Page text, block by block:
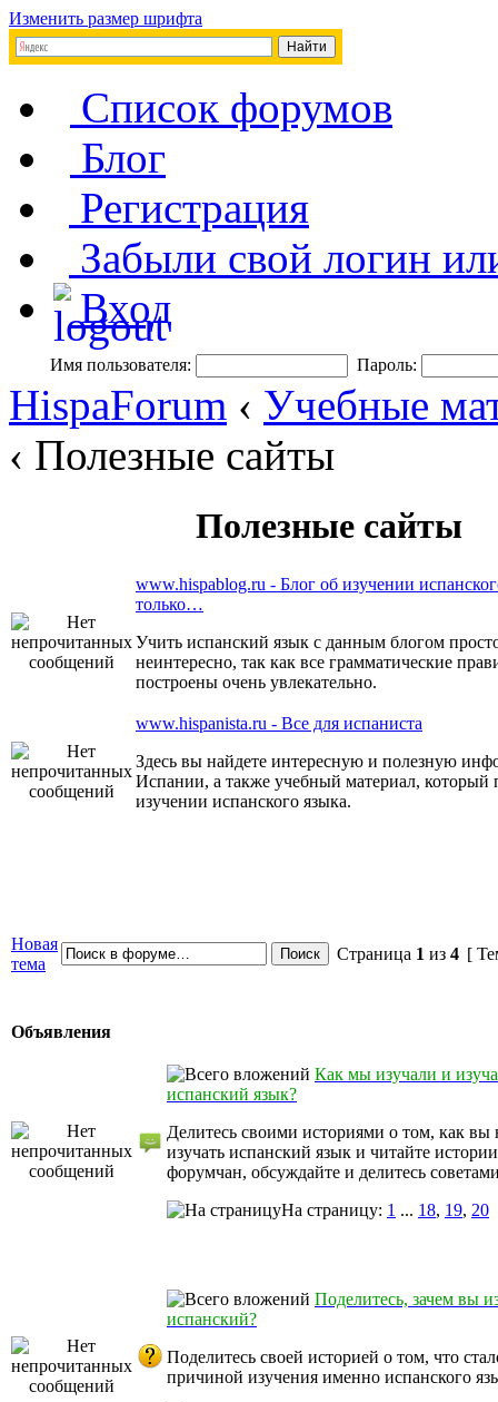
Изменить размер шрифта
Список форумов
Блог
Регистрация
Забыли свой логин
Вход
Имя пользователя: Пароль:
HispaForum ‹ Учебные
‹ Полезные сайты
Полезные сайты
www.hispablog.ru - Блог об изучении
только…
Учить испанский язык с данным блогом
неинтересно, так как все грамматические
построены очень увлекательно.
www.hispanista.ru - Все для испаниста
Здесь вы найдете интересную и полезную
Испании, а также учебный материал, который
изучении испанского языка.
Новая
тема
Страница 1 из 4 [
Объявления
Как мы изучали и
испанский язык?
Делитесь своими историями о том, как вы
изучать испанский язык и читайте
форумчан, обсуждайте и делитесь
На страницу: 1 ... 18, 19, 20
Поделитесь, зачем вы
испанский?
Поделитесь своей историей о том, что
причиной изучения именно испанского